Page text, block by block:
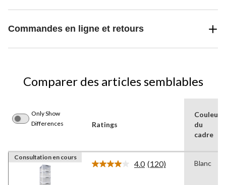
Commandes en ligne et retours
Comparer des articles semblables
Only Show
Differences
Ratings
Couleur
du
cadre
Consultation en cours
4.0 Lire
(120) Blanc